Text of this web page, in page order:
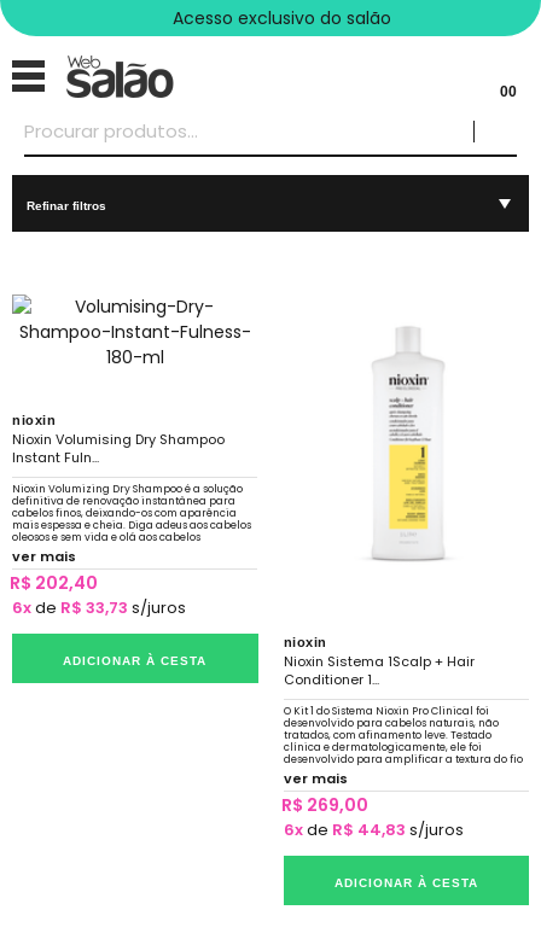
Acesso exclusivo do salão
00
Refinar filtros
nioxin
Nioxin Volumising Dry Shampoo
Instant Fuln...
Nioxin Volumizing Dry Shampoo é a solução
definitiva de renovação instantânea para
cabelos finos, deixando-os com aparência
mais espessa e cheia. Diga adeus aos cabelos
oleosos e sem vida e olá aos cabelos
renovados e volumosos
ver mais
R$ 202,40
6xde R$ 33,73 s/juros
ADICIONAR À CESTA
nioxin
Nioxin Sistema 1Scalp + Hair
Conditioner 1...
O Kit 1 do Sistema Nioxin Pro Clinical foi
desenvolvido para cabelos naturais, não
tratados, com afinamento leve. Testado
clínica e dermatologicamente, ele foi
desenvolvido para amplificar a textura do fio
e fortalecer a resiliência
ver mais
R$ 269,00
6xde R$ 44,83 s/juros
ADICIONAR À CESTA